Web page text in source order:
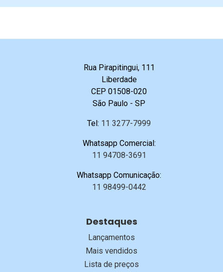
Rua Pirapitingui, 111
Liberdade
CEP 01508-020
São Paulo - SP
Tel: 11 3277-7999
Whatsapp Comercial:
11 94708-3691
Whatsapp Comunicação:
11 98499-0442
Destaques
Lançamentos
Mais vendidos
Lista de preços